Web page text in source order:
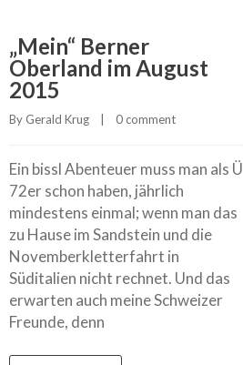
„Mein“ Berner
Oberland im August
2015
By Gerald Krug 0 comment
Ein bissl Abenteuer muss man als Ü
72er schon haben, jährlich
mindestens einmal; wenn man das
zu Hause im Sandstein und die
Novemberkletterfahrt in
Süditalien nicht rechnet. Und das
erwarten auch meine Schweizer
Freunde, denn